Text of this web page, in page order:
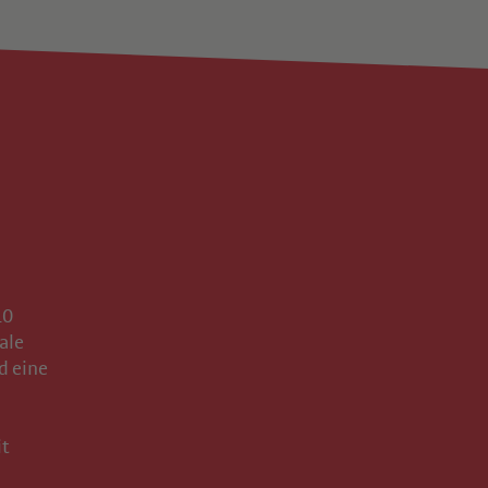
eine